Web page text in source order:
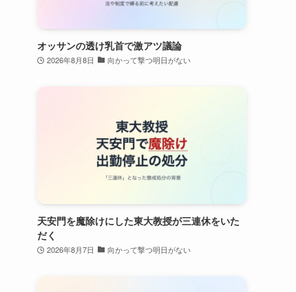
オッサンの透け乳首で激アツ議論
2026年8月8日 向かって撃つ明日がない
天安門を魔除けにした東大教授が三連休をいた
だく
2026年8月7日 向かって撃つ明日がない